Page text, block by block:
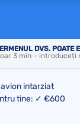
DVS. POATE
3 min – introduceți
zbor
intarziat
tine: ✓ €600